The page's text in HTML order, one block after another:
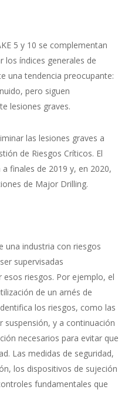
5 y 10 se complementan
los índices generales de
una tendencia preocupante:
pero siguen
lesiones graves.
las lesiones graves a
de Riesgos Críticos. El
finales de 2019 y, en 2020,
de Major Drilling.
una industria con riesgos
supervisadas
riesgos. Por ejemplo, el
de un arnés de
los riesgos, como las
y a continuación
necesarios para evitar que
Las medidas de seguridad,
los dispositivos de sujeción
fundamentales que